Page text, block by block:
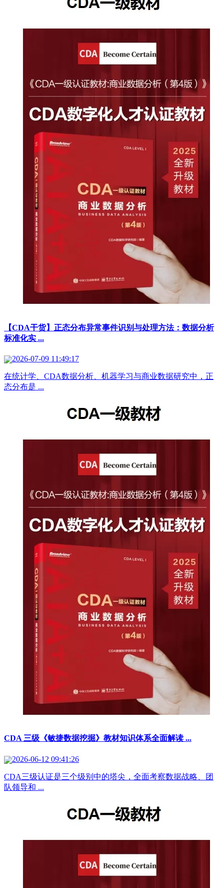
【CDA干货】正态分布异常事件识别与处理方法：数据分析
标准化实 ...
2026-07-09 11:49:17
在统计学、CDA数据分析、机器学习与商业数据研究中，正
态分布是 ...
CDA 三级《敏捷数据挖掘》教材知识体系全面解读 ...
2026-06-12 09:41:26
CDA三级认证是三个级别中的塔尖，全面考察数据战略、团
队领导和 ...